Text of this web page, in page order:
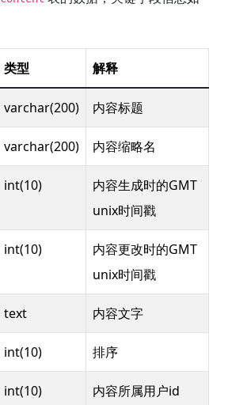
类型 解释
varchar(200) 内容标题
varchar(200) 内容缩略名
int(10)
内容生成时的GMT
unix时间戳
int(10)
内容更改时的GMT
unix时间戳
text 内容文字
int(10) 排序
int(10) 内容所属用户id